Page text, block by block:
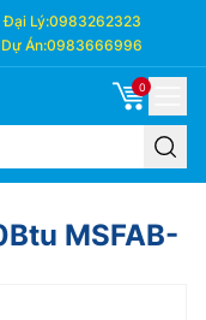
Đại Lý:0983262323
Dự Án:0983666996
0
MSFAB-